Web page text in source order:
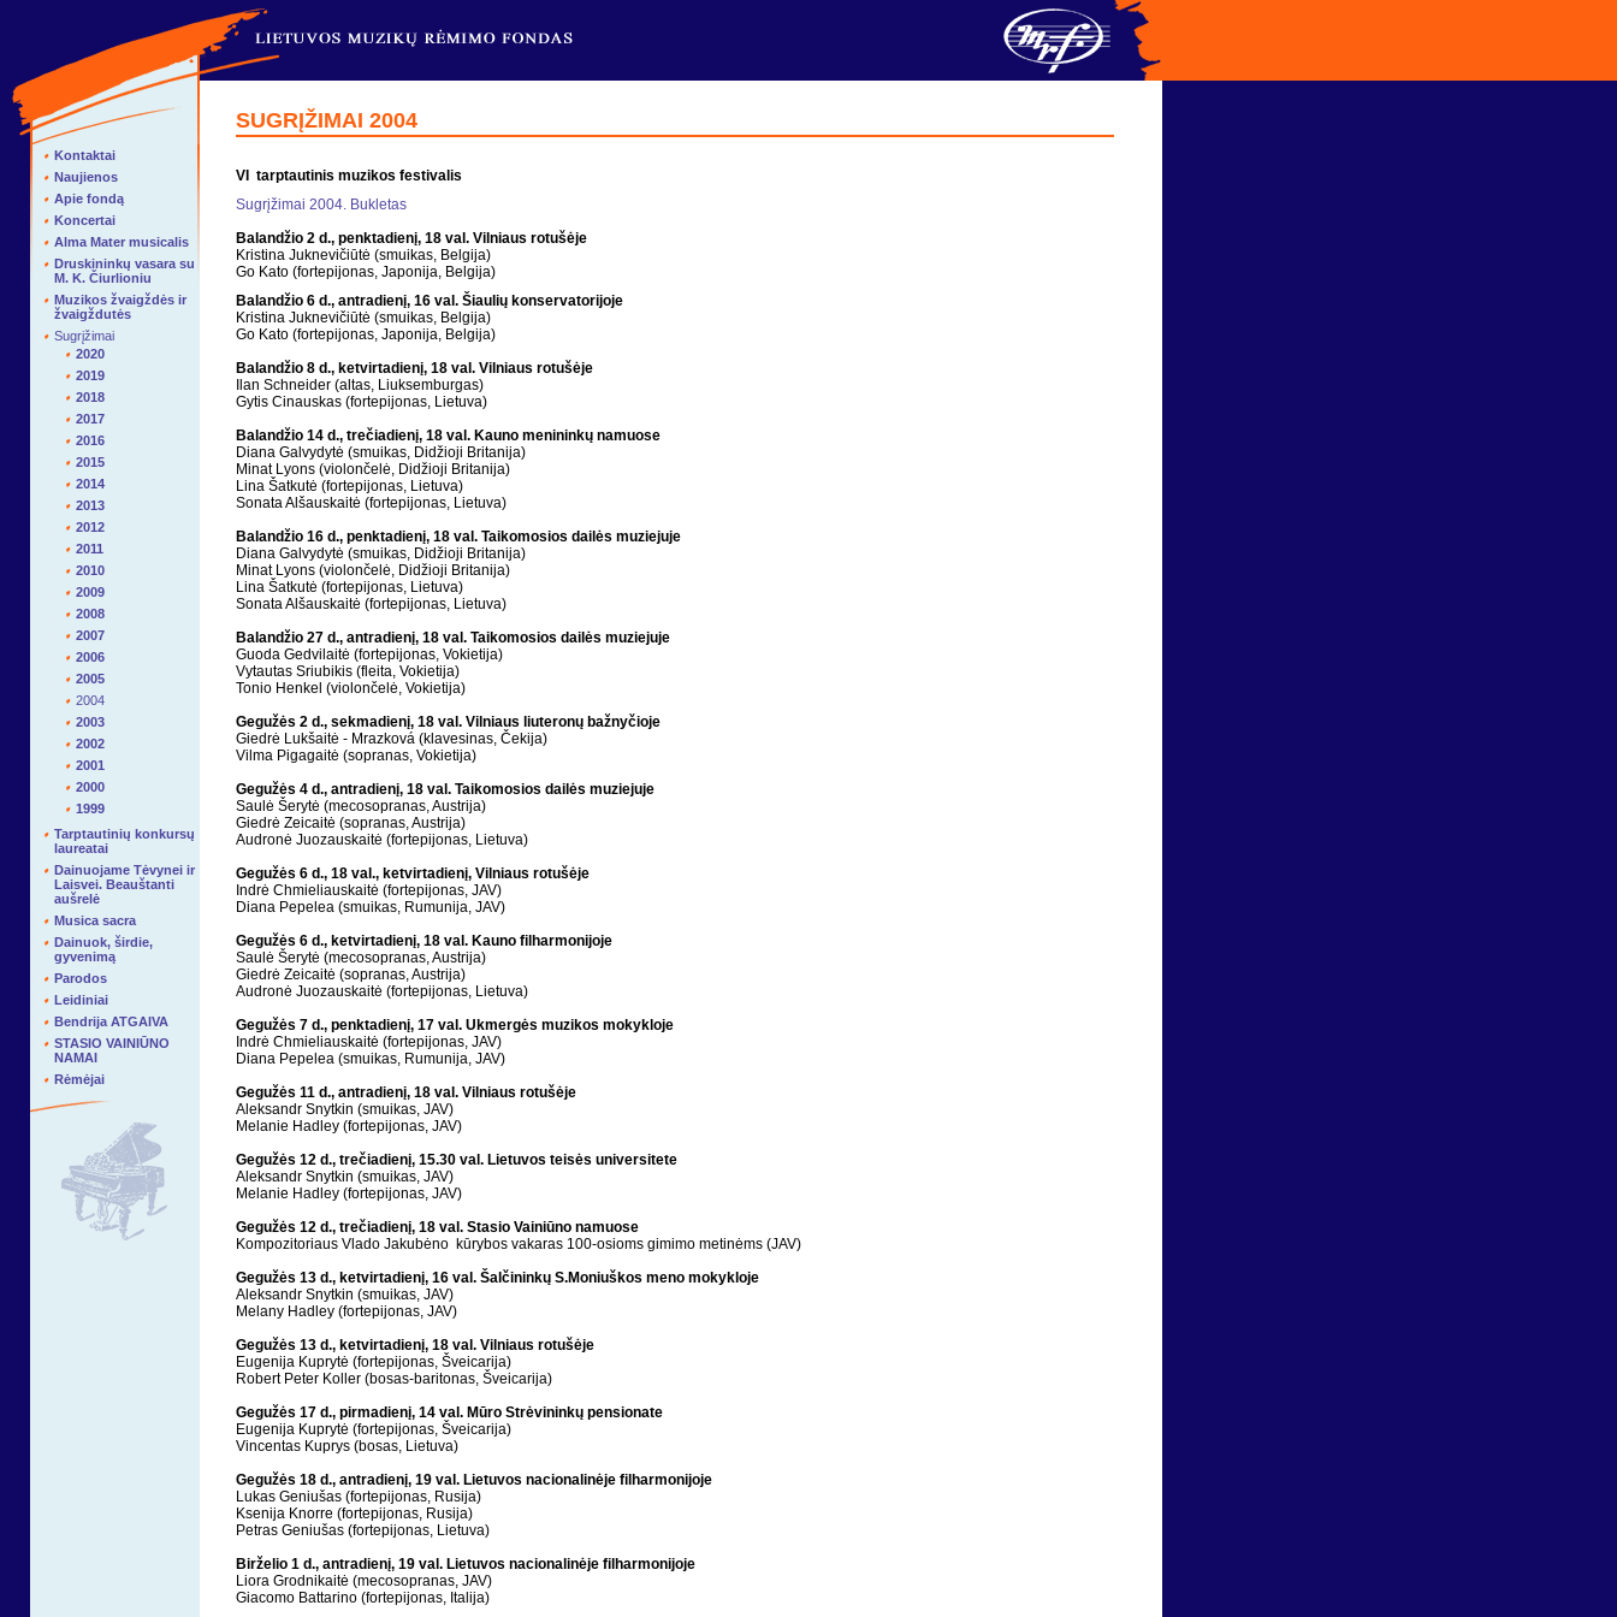
Kontaktai
Naujienos
Apie fondą
Koncertai
Alma Mater musicalis
Druskininkų vasara su
M. K. Čiurlioniu
Muzikos žvaigždės ir
žvaigždutės
Sugrįžimai
2020
2019
2018
2017
2016
2015
2014
2013
2012
2011
2010
2009
2008
2007
2006
2005
2004
2003
2002
2001
2000
1999
Tarptautinių konkursų
laureatai
Dainuojame Tėvynei ir
Laisvei. Beauštanti
aušrelė
Musica sacra
Dainuok, širdie,
gyvenimą
Parodos
Leidiniai
Bendrija ATGAIVA
STASIO VAINIŪNO
NAMAI
Rėmėjai
SUGRĮŽIMAI 2004
VI tarptautinis muzikos festivalis
Sugrįžimai 2004. Bukletas
Balandžio 2 d., penktadienį, 18 val. Vilniaus rotušėje
Kristina Juknevičiūtė (smuikas, Belgija)
Go Kato (fortepijonas, Japonija, Belgija)
Balandžio 6 d., antradienį, 16 val. Šiaulių konservatorijoje
Kristina Juknevičiūtė (smuikas, Belgija)
Go Kato (fortepijonas, Japonija, Belgija)
Balandžio 8 d., ketvirtadienį, 18 val. Vilniaus rotušėje
Ilan Schneider (altas, Liuksemburgas)
Gytis Cinauskas (fortepijonas, Lietuva)
Balandžio 14 d., trečiadienį, 18 val. Kauno menininkų namuose
Diana Galvydytė (smuikas, Didžioji Britanija)
Minat Lyons (violončelė, Didžioji Britanija)
Lina Šatkutė (fortepijonas, Lietuva)
Sonata Alšauskaitė (fortepijonas, Lietuva)
Balandžio 16 d., penktadienį, 18 val. Taikomosios dailės muziejuje
Diana Galvydytė (smuikas, Didžioji Britanija)
Minat Lyons (violončelė, Didžioji Britanija)
Lina Šatkutė (fortepijonas, Lietuva)
Sonata Alšauskaitė (fortepijonas, Lietuva)
Balandžio 27 d., antradienį, 18 val. Taikomosios dailės muziejuje
Guoda Gedvilaitė (fortepijonas, Vokietija)
Vytautas Sriubikis (fleita, Vokietija)
Tonio Henkel (violončelė, Vokietija)
Gegužės 2 d., sekmadienį, 18 val. Vilniaus liuteronų bažnyčioje
Giedrė Lukšaitė - Mrazková (klavesinas, Čekija)
Vilma Pigagaitė (sopranas, Vokietija)
Gegužės 4 d., antradienį, 18 val. Taikomosios dailės muziejuje
Saulė Šerytė (mecosopranas, Austrija)
Giedrė Zeicaitė (sopranas, Austrija)
Audronė Juozauskaitė (fortepijonas, Lietuva)
Gegužės 6 d., 18 val., ketvirtadienį, Vilniaus rotušėje
Indrė Chmieliauskaitė (fortepijonas, JAV)
Diana Pepelea (smuikas, Rumunija, JAV)
Gegužės 6 d., ketvirtadienį, 18 val. Kauno filharmonijoje
Saulė Šerytė (mecosopranas, Austrija)
Giedrė Zeicaitė (sopranas, Austrija)
Audronė Juozauskaitė (fortepijonas, Lietuva)
Gegužės 7 d., penktadienį, 17 val. Ukmergės muzikos mokykloje
Indrė Chmieliauskaitė (fortepijonas, JAV)
Diana Pepelea (smuikas, Rumunija, JAV)
Gegužės 11 d., antradienį, 18 val. Vilniaus rotušėje
Aleksandr Snytkin (smuikas, JAV)
Melanie Hadley (fortepijonas, JAV)
Gegužės 12 d., trečiadienį, 15.30 val. Lietuvos teisės universitete
Aleksandr Snytkin (smuikas, JAV)
Melanie Hadley (fortepijonas, JAV)
Gegužės 12 d., trečiadienį, 18 val. Stasio Vainiūno namuose
Kompozitoriaus Vlado Jakubėno kūrybos vakaras 100-osioms gimimo metinėms (JAV)
Gegužės 13 d., ketvirtadienį, 16 val. Šalčininkų S.Moniuškos meno mokykloje
Aleksandr Snytkin (smuikas, JAV)
Melany Hadley (fortepijonas, JAV)
Gegužės 13 d., ketvirtadienį, 18 val. Vilniaus rotušėje
Eugenija Kuprytė (fortepijonas, Šveicarija)
Robert Peter Koller (bosas-baritonas, Šveicarija)
Gegužės 17 d., pirmadienį, 14 val. Mūro Strėvininkų pensionate
Eugenija Kuprytė (fortepijonas, Šveicarija)
Vincentas Kuprys (bosas, Lietuva)
Gegužės 18 d., antradienį, 19 val. Lietuvos nacionalinėje filharmonijoje
Lukas Geniušas (fortepijonas, Rusija)
Ksenija Knorre (fortepijonas, Rusija)
Petras Geniušas (fortepijonas, Lietuva)
Birželio 1 d., antradienį, 19 val. Lietuvos nacionalinėje filharmonijoje
Liora Grodnikaitė (mecosopranas, JAV)
Giacomo Battarino (fortepijonas, Italija)